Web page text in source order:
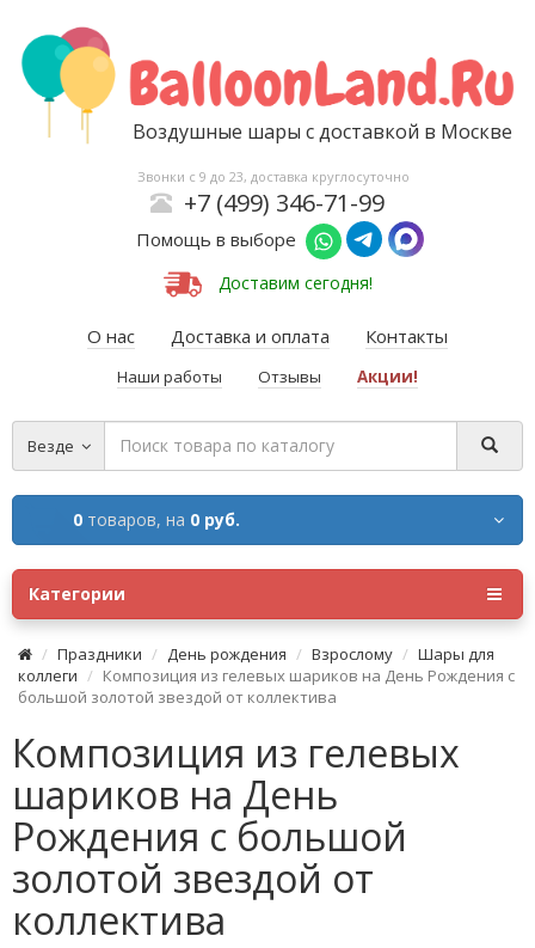
Воздушные шары с доставкой в Москве
Звонки с 9 до 23, доставка круглосуточно
+7 (499) 346-71-99
Помощь в выборе
Доставим сегодня!
О нас Доставка и оплата Контакты
Наши работы Отзывы Акции!
Везде
0 товаров, на 0 руб.
Категории
Праздники День рождения Взрослому
Шары для
коллеги
Композиция из гелевых шариков на День Рождения с
большой золотой звездой от коллектива
Композиция из гелевых
шариков на День
Рождения с большой
золотой звездой от
коллектива